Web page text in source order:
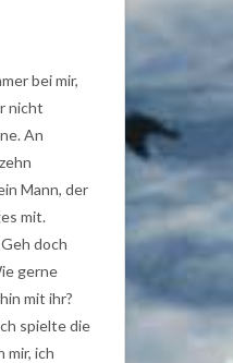
bei mir,
nicht
An
Mann, der
mit.
doch
gerne
mit ihr?
spielte die
mir, ich